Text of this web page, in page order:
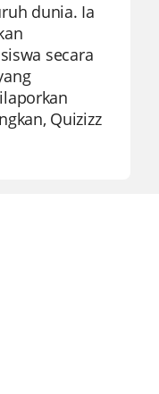
dunia. Ia
secara
Quizizz